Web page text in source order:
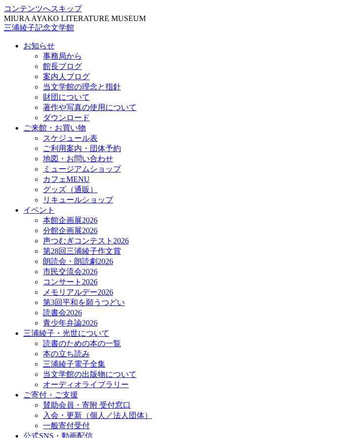
コンテンツへスキップ
MIURA AYAKO LITERATURE MUSEUM
三浦綾子記念文学館
お知らせ
事務局から
館長ブログ
案内人ブログ
当文学館の理念と指針
財団について
著作や写真の使用について
ダウンロード
ご来館・お買い物
スケジュール表
ご利用案内・団体予約
地図・お問い合わせ
ミュージアムショップ
カフェMENU
グッズ（通販）
リキュールショップ
イベント
本館企画展2026
分館企画展2026
声つむぎコンテスト2026
第28回三浦綾子作文賞
朗読会・朗読劇2026
市民交流会2026
コンサート2026
メモリアルデー2026
第3回平和を願うつどい
読書会2026
青少年弁論2026
三浦綾子・光世について
読書のための本の一覧
本の立ち読み
三浦綾子電子全集
当文学館の出版物について
オーディオライブラリー
ご寄付・ご支援
賛助会員・寄附 受付窓口
入会・更新（個人／法人団体）
一般寄付受付
公式SNS・動画配信